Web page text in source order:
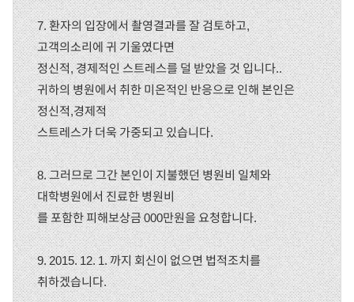
7. 환자의 입장에서 촬영결과를 잘 검토하고,
고객의소리에 귀 기울였다면
정신적, 경제적인 스트레스를 덜 받았을 것 입니다..
귀하의 병원에서 취한 미온적인 반응으로 인해 본인은
정신적,경제적
스트레스가 더욱 가중되고 있습니다.
8. 그러므로 그간 본인이 지불했던 병원비 일체와
대학병원에서 진료한 병원비
를 포함한 피해보상금 000만원을 요청합니다.
9. 2015. 12. 1. 까지 회신이 없으면 법적조치를
취하겠습니다.